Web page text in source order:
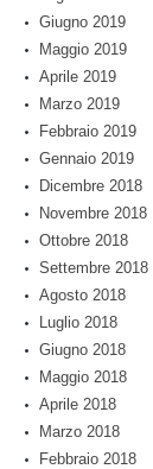
Giugno 2019
Maggio 2019
Aprile 2019
Marzo 2019
Febbraio 2019
Gennaio 2019
Dicembre 2018
Novembre 2018
Ottobre 2018
Settembre 2018
Agosto 2018
Luglio 2018
Giugno 2018
Maggio 2018
Aprile 2018
Marzo 2018
Febbraio 2018